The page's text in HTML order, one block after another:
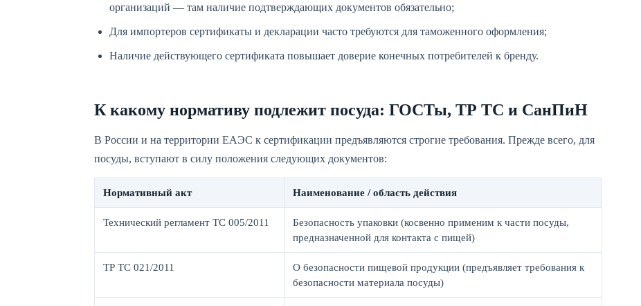
организаций — там наличие подтверждающих документов обязательно;
Для импортеров сертификаты и декларации часто требуются для таможенного оформления;
Наличие действующего сертификата повышает доверие конечных потребителей к бренду.
К какому нормативу подлежит посуда: ГОСТы, ТР ТС и СанПиН
В России и на территории ЕАЭС к сертификации предъявляются строгие требования. Прежде всего, для
посуды, вступают в силу положения следующих документов:
Нормативный акт Наименование / область действия
Технический регламент ТС 005/2011
Безопасность упаковки (косвенно применим к части посуды,
предназначенной для контакта с пищей)
ТР ТС 021/2011
О безопасности пищевой продукции (предъявляет требования к
безопасности материала посуды)